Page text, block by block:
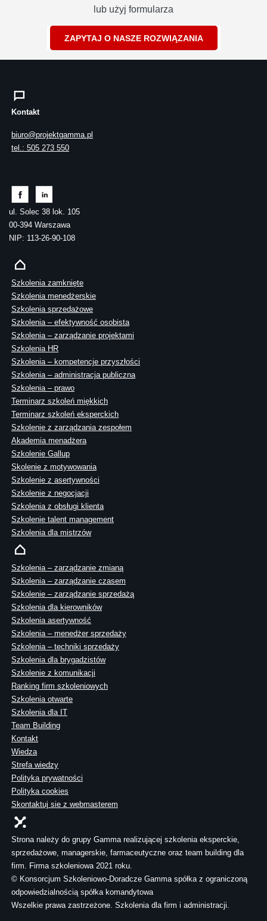
lub użyj formularza
ZAPYTAJ O NASZE ROZWIĄZANIA
Kontakt
biuro@projektgamma.pl
tel.: 505 273 550
ul. Solec 38 lok. 105
00-394 Warszawa
NIP: 113-26-90-108
Szkolenia zamknięte
Szkolenia menedżerskie
Szkolenia sprzedażowe
Szkolenia – efektywność osobista
Szkolenia – zarządzanie projektami
Szkolenia HR
Szkolenia – kompetencje przyszłości
Szkolenia – administracja publiczna
Szkolenia – prawo
Terminarz szkoleń miękkich
Terminarz szkoleń eksperckich
Szkolenie z zarządzania zespołem
Akademia menadżera
Szkolenie Gallup
Skolenie z motywowania
Szkolenie z asertywności
Szkolenie z negocjacji
Szkolenia z obsługi klienta
Szkolenie talent management
Szkolenia dla mistrzów
Szkolenia – zarządzanie zmianą
Szkolenia – zarządzanie czasem
Szkolenie – zarządzanie sprzedażą
Szkolenia dla kierowników
Szkolenia asertywność
Szkolenia – menedżer sprzedaży
Szkolenia – techniki sprzedaży
Szkolenia dla brygadzistów
Szkolenie z komunikacji
Ranking firm szkoleniowych
Szkolenia otwarte
Szkolenia dla IT
Team Building
Kontakt
Wiedza
Strefa wiedzy
Polityka prywatności
Polityka cookies
Skontaktuj sie z webmasterem
Strona należy do grupy Gamma realizującej szkolenia eksperckie,
sprzedażowe, managerskie, farmaceutyczne oraz team building dla
firm. Firma szkoleniowa 2021 roku.
© Konsorcjum Szkoleniowo-Doradcze Gamma spółka z ograniczoną
odpowiedzialnością spółka komandytowa
Wszelkie prawa zastrzeżone. Szkolenia dla firm i administracji.